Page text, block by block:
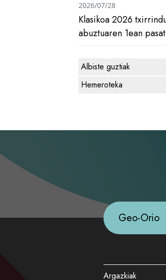
Klasikoa 2026
abuztuaren 1ean
2026/07/28
Albiste guztiak
Hemeroteka
Geo-Orio
Argazkiak